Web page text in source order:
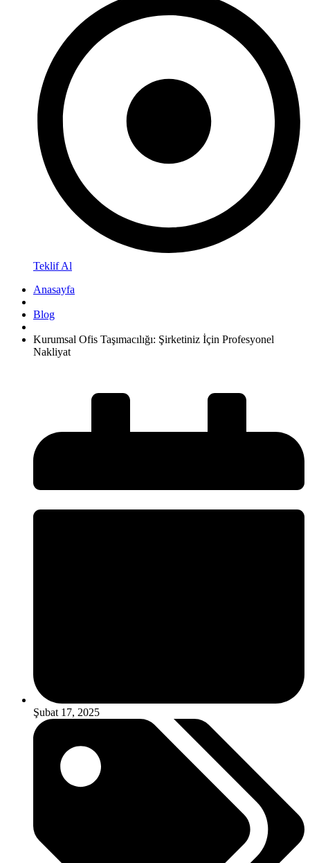
Teklif Al
Anasayfa
Blog
Kurumsal Ofis Taşımacılığı: Şirketiniz İçin Profesyonel
Nakliyat
Şubat 17, 2025